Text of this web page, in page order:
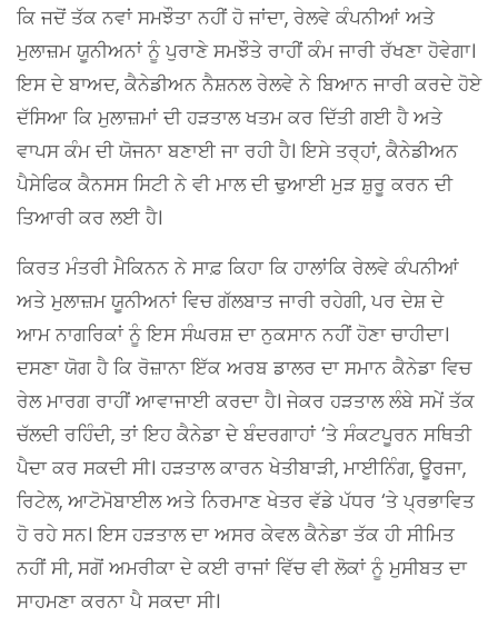
ਕਿ ਜਦੋਂ ਤੱਕ ਨਵਾਂ ਸਮਝੌਤਾ ਨਹੀਂ ਹੋ ਜਾਂਦਾ, ਰੇਲਵੇ ਕੰਪਨੀਆਂ ਅਤੇ
ਮੁਲਾਜ਼ਮ ਯੂਨੀਅਨਾਂ ਨੂੰ ਪੁਰਾਣੇ ਸਮਝੌਤੇ ਰਾਹੀਂ ਕੰਮ ਜਾਰੀ ਰੱਖਣਾ ਹੋਵੇਗਾ।
ਇਸ ਦੇ ਬਾਅਦ, ਕੈਨੇਡੀਅਨ ਨੈਸ਼ਨਲ ਰੇਲਵੇ ਨੇ ਬਿਆਨ ਜਾਰੀ ਕਰਦੇ ਹੋਏ
ਦੱਸਿਆ ਕਿ ਮੁਲਾਜ਼ਮਾਂ ਦੀ ਹੜਤਾਲ ਖਤਮ ਕਰ ਦਿੱਤੀ ਗਈ ਹੈ ਅਤੇ
ਵਾਪਸ ਕੰਮ ਦੀ ਯੋਜਨਾ ਬਣਾਈ ਜਾ ਰਹੀ ਹੈ। ਇਸੇ ਤਰ੍ਹਾਂ, ਕੈਨੇਡੀਅਨ
ਪੈਸੇਫਿਕ ਕੈਨਸਸ ਸਿਟੀ ਨੇ ਵੀ ਮਾਲ ਦੀ ਢੁਆਈ ਮੁੜ ਸ਼ੁਰੂ ਕਰਨ ਦੀ
ਤਿਆਰੀ ਕਰ ਲਈ ਹੈ।
ਕਿਰਤ ਮੰਤਰੀ ਮੈਕਿਨਨ ਨੇ ਸਾਫ਼ ਕਿਹਾ ਕਿ ਹਾਲਾਂਕਿ ਰੇਲਵੇ ਕੰਪਨੀਆਂ
ਅਤੇ ਮੁਲਾਜ਼ਮ ਯੂਨੀਅਨਾਂ ਵਿਚ ਗੱਲਬਾਤ ਜਾਰੀ ਰਹੇਗੀ, ਪਰ ਦੇਸ਼ ਦੇ
ਆਮ ਨਾਗਰਿਕਾਂ ਨੂੰ ਇਸ ਸੰਘਰਸ਼ ਦਾ ਨੁਕਸਾਨ ਨਹੀਂ ਹੋਣਾ ਚਾਹੀਦਾ।
ਦਸਣਾ ਯੋਗ ਹੈ ਕਿ ਰੋਜ਼ਾਨਾ ਇੱਕ ਅਰਬ ਡਾਲਰ ਦਾ ਸਮਾਨ ਕੈਨੇਡਾ ਵਿਚ
ਰੇਲ ਮਾਰਗ ਰਾਹੀਂ ਆਵਾਜਾਈ ਕਰਦਾ ਹੈ। ਜੇਕਰ ਹੜਤਾਲ ਲੰਬੇ ਸਮੇਂ ਤੱਕ
ਚੱਲਦੀ ਰਹਿੰਦੀ, ਤਾਂ ਇਹ ਕੈਨੇਡਾ ਦੇ ਬੰਦਰਗਾਹਾਂ ‘ਤੇ ਸੰਕਟਪੂਰਨ ਸਥਿਤੀ
ਪੈਦਾ ਕਰ ਸਕਦੀ ਸੀ। ਹੜਤਾਲ ਕਾਰਨ ਖੇਤੀਬਾੜੀ, ਮਾਈਨਿੰਗ, ਊਰਜਾ,
ਰਿਟੇਲ, ਆਟੋਮੋਬਾਈਲ ਅਤੇ ਨਿਰਮਾਣ ਖੇਤਰ ਵੱਡੇ ਪੱਧਰ ‘ਤੇ ਪ੍ਰਭਾਵਿਤ
ਹੋ ਰਹੇ ਸਨ। ਇਸ ਹੜਤਾਲ ਦਾ ਅਸਰ ਕੇਵਲ ਕੈਨੇਡਾ ਤੱਕ ਹੀ ਸੀਮਿਤ
ਨਹੀਂ ਸੀ, ਸਗੋਂ ਅਮਰੀਕਾ ਦੇ ਕਈ ਰਾਜਾਂ ਵਿੱਚ ਵੀ ਲੋਕਾਂ ਨੂੰ ਮੁਸੀਬਤ ਦਾ
ਸਾਹਮਣਾ ਕਰਨਾ ਪੈ ਸਕਦਾ ਸੀ।